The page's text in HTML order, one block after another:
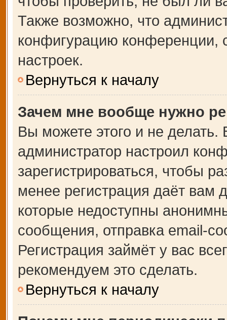
Также возможно, что
конфигурацию конференции,
настроек.
Вернуться к началу
Зачем мне вообще нужно
Вы можете этого и не делать.
администратор настроил
зарегистрироваться, чтобы
менее регистрация даёт вам
которые недоступны
сообщения, отправка email-
Регистрация займёт у вас
рекомендуем это сделать.
Вернуться к началу